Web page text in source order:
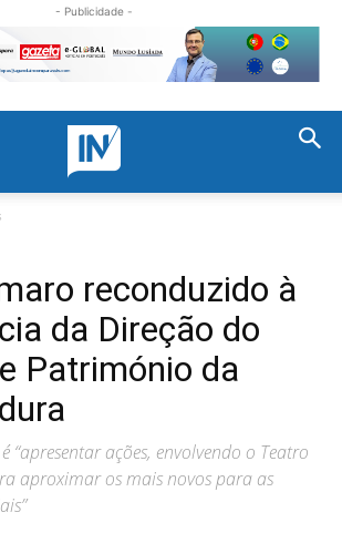
- Publicidade -
reconduzido à
da Direção do
Património da
“apresentar ações, envolvendo o Teatro
aproximar os mais novos para as